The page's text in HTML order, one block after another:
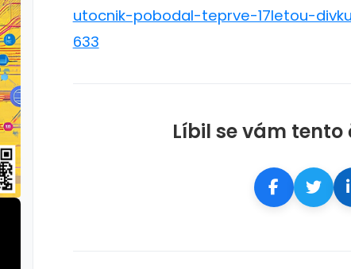
utocnik-pobodal-teprve-17letou-
633
Líbil se vám tento